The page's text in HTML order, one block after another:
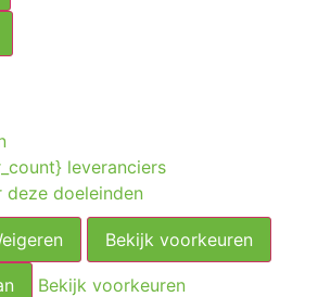
leveranciers
deze doeleinden
Bekijk voorkeuren
Bekijk voorkeuren